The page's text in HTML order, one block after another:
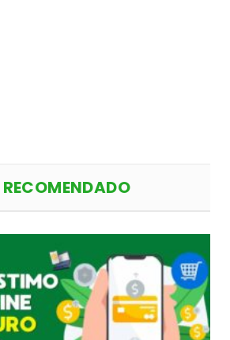
RECOMENDADO